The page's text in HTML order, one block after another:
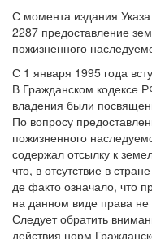
С момента издания
2287 предоставление
пожизненного
С 1 января 1995 года
В Гражданском кодексе
владения были
По вопросу
пожизненного
содержал отсылку к
что, в отсутствие в
де факто означало, что
на данном виде права
Следует обратить
действия норм